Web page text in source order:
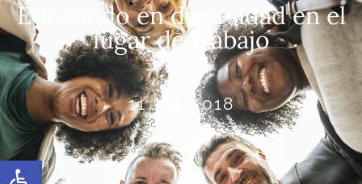
Abrir barra de herramientas
Educando en diversidad en el
lugar de trabajo
11 JUL 2018